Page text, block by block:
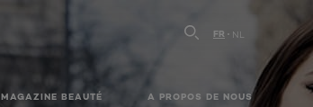
MAGAZINE BEAUTÉ A PROPOS DE NOUS
FR NL